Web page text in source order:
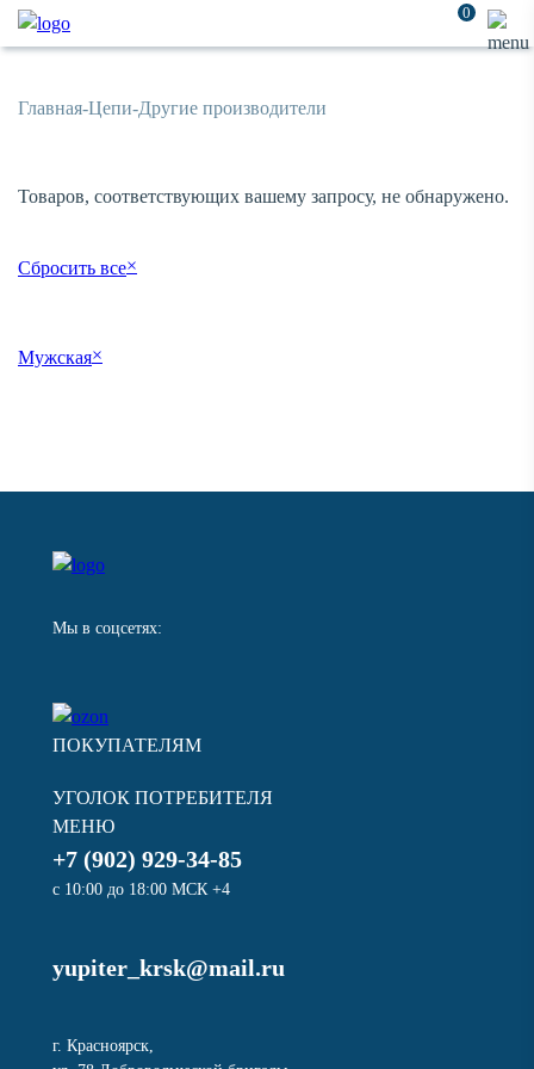
0
Главная-Цепи-Другие производители
Товаров, соответствующих вашему запросу, не обнаружено.
Сбросить все×
Мужская×
Мы в соцсетях:
ПОКУПАТЕЛЯМ
УГОЛОК ПОТРЕБИТЕЛЯ
МЕНЮ
+7 (902) 929-34-85
с 10:00 до 18:00 МСК +4
yupiter_krsk@mail.ru
г. Красноярск,